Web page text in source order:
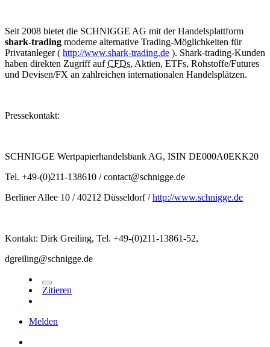
Seit 2008 bietet die SCHNIGGE AG mit der Handelsplattform
shark-trading moderne alternative Trading-Möglichkeiten für
Privatanleger ( http://www.shark-trading.de ). Shark-trading-Kunden
haben direkten Zugriff aufCFDs, Aktien, ETFs, Rohstoffe/Futures
und Devisen/FX an zahlreichen internationalen Handelsplätzen.
Pressekontakt:
SCHNIGGE Wertpapierhandelsbank AG, ISIN DE000A0EKK20
Tel. +49-(0)211-138610 / contact@schnigge.de
Berliner Allee 10 / 40212 Düsseldorf /http://www.schnigge.de
Kontakt: Dirk Greiling, Tel. +49-(0)211-13861-52,
dgreiling@schnigge.de
Zitieren
Melden